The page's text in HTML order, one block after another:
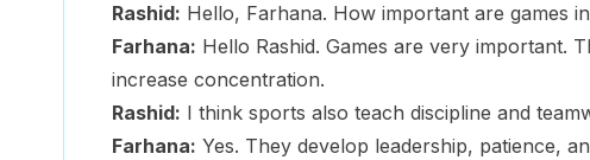
Rashid: Hello, Farhana. How important are games
Farhana: Hello Rashid. Games are very important.
increase concentration.
Rashid: I think sports also teach discipline and
Farhana: Yes. They develop leadership, patience,